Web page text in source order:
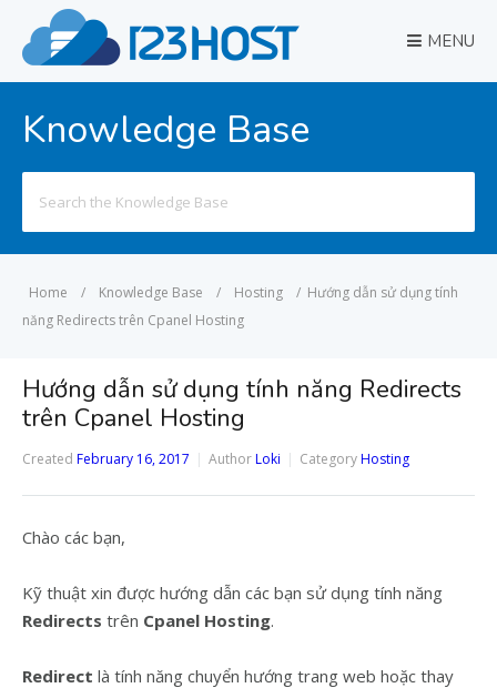
MENU
Knowledge Base
for:
Home / Knowledge Base / Hosting / Hướng dẫn sử dụng tính
năng Redirects trên Cpanel Hosting
Hướng dẫn sử dụng tính năng Redirects
trên Cpanel Hosting
Created February 16, 2017 AuthorLoki CategoryHosting
Chào các bạn,
Kỹ thuật xin được hướng dẫn các bạn sử dụng tính năng
Redirects trên Cpanel Hosting.
Redirect là tính năng chuyển hướng trang web hoặc thay